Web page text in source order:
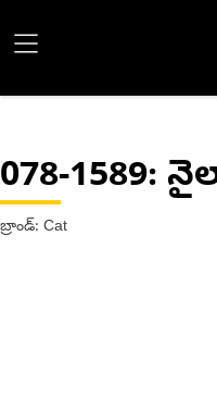
078-1589:
బ్రాండ్: Cat